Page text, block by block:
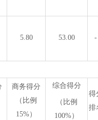
5.80 53.00 -
商务得分
（比例
15%）
综合得分
（比例
100%）
得
排